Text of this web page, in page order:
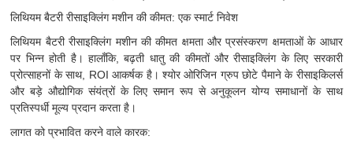
लिथियम बैटरी रीसाइक्लिंग मशीन की कीमत: एक स्मार्ट निवेश
लिथियम बैटरी रीसाइक्लिंग मशीन की कीमत क्षमता और प्रसंस्करण क्षमताओं के आधार
पर भिन्न होती है। हालाँकि, बढ़ती धातु की कीमतों और रीसाइक्लिंग के लिए सरकारी
प्रोत्साहनों के साथ, ROI आकर्षक है। श्योर ओरिजिन ग्रुप छोटे पैमाने के रीसाइकिलर्स
और बड़े औद्योगिक संयंत्रों के लिए समान रूप से अनुकूलन योग्य समाधानों के साथ
प्रतिस्पर्धी मूल्य प्रदान करता है।
लागत को प्रभावित करने वाले कारक: